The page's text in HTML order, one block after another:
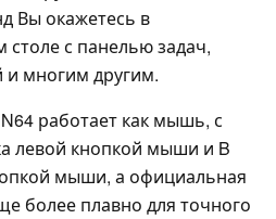
Вы окажетесь в
с панелью задач,
и многим другим.
работает как мышь, с
левой кнопкой мыши и B
мыши, а официальная
более плавно для точного